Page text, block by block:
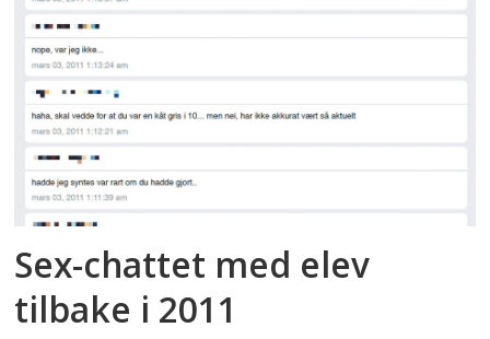
Sex-chattet med elev
tilbake i 2011